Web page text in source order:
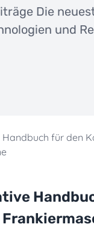
Die
und